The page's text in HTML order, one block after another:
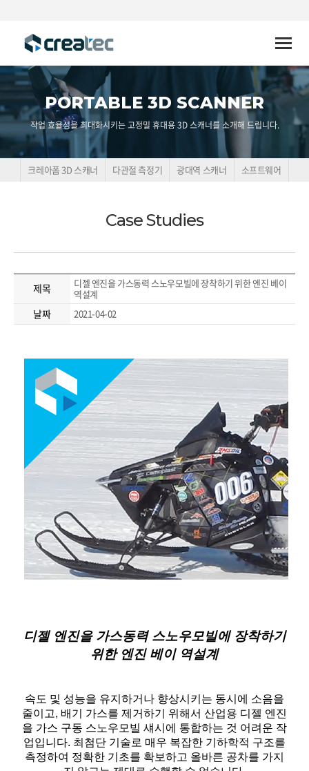
Toggle
PORTABLE 3D SCANNER
작업 효율성을 최대화시키는 고정밀 휴대용 3D 스캐너를 소개해 드립니다.
크레아폼 3D 스캐너 다관절 측정기 광대역 스캐너 소프트웨어
Case Studies
제목
디젤 엔진을 가스동력 스노우모빌에 장착하기 위한 엔진 베이
역설계
날짜 2021-04-02